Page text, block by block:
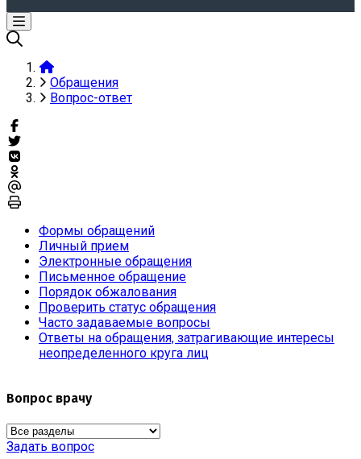
Обращения
Вопрос-ответ
Формы обращений
Личный прием
Электронные обращения
Письменное обращение
Порядок обжалования
Проверить статус обращения
Часто задаваемые вопросы
Ответы на обращения, затрагивающие интересы
неопределенного круга лиц
Вопрос врачу
Задать вопрос